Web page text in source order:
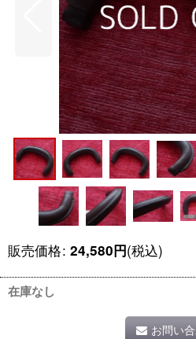
販売価格: 24,580円(税込)
在庫なし
お問い